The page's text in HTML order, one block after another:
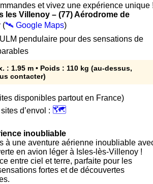
et vivez une expérience unique
les Villenoy – (77) Aérodrome de
(🛰️ Google Maps)
pendulaire pour des sensations de
: 1.95 m • Poids : 110 kg (au-dessus,
contacter)
disponibles partout en France)
d’envol : 🗺️
inoubliable
à une aventure aérienne inoubliable
en avion léger à Isles-lès-Villenoy !
entre ciel et terre, parfaite pour les
fortes et de découvertes